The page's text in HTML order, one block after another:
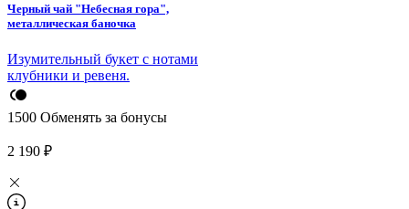
Черный чай "Небесная гора",
металлическая баночка
Изумительный букет с нотами
клубники и ревеня.
1500 Обменять за бонусы
2 190 ₽